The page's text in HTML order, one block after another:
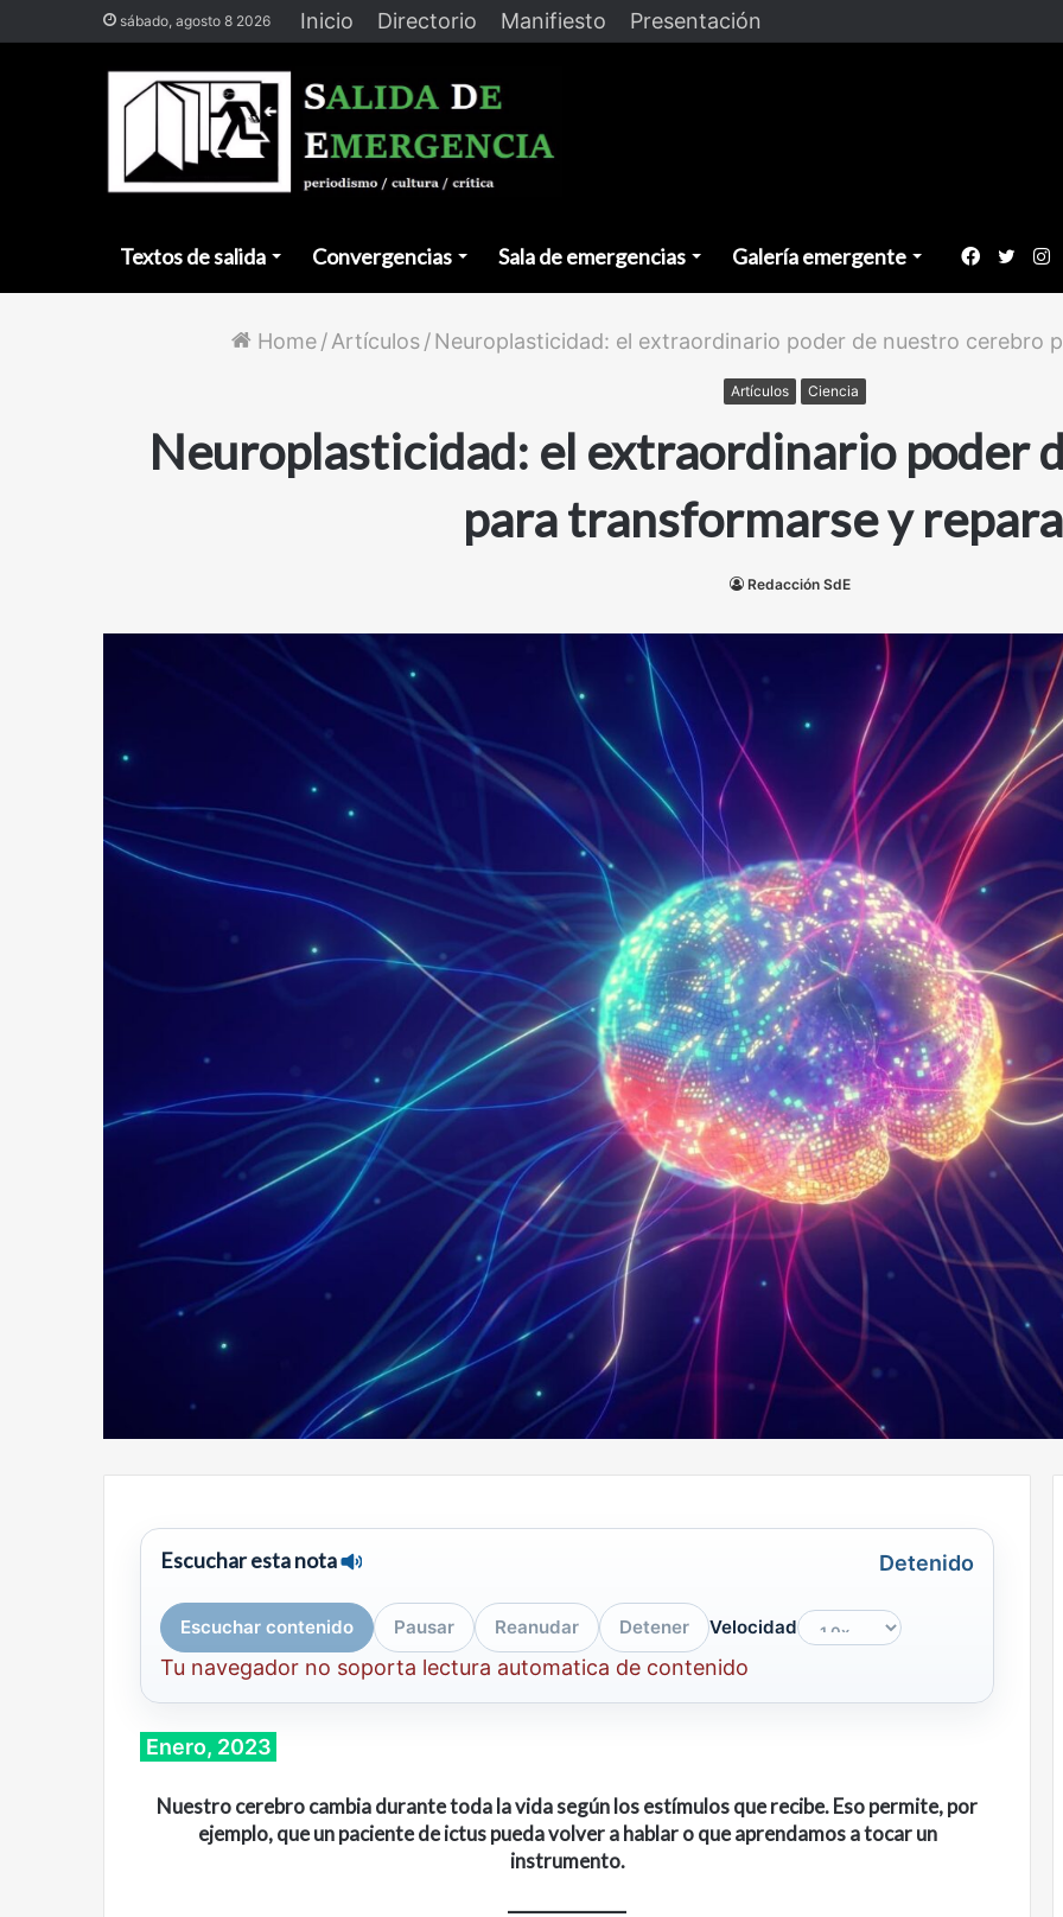
sábado, agosto 8 2026 Inicio Directorio Manifiesto Presentación
Textos de salida Convergencias Sala de emergencias Galería emergente Facebook
Home / Artículos / Neuroplasticidad: el extraordinario poder de nuestro cerebro
Artículos Ciencia
Neuroplasticidad: el extraordinario poder
para transformarse y
Redacción SdE
Escuchar esta nota Detenido
Escuchar contenido Pausar Reanudar Detener Velocidad
Tu navegador no soporta lectura automatica de contenido
Enero, 2023
Nuestro cerebro cambia durante toda la vida según los estímulos que recibe. Eso permite, por
ejemplo, que un paciente de ictus pueda volver a hablar o que aprendamos a tocar un
instrumento.